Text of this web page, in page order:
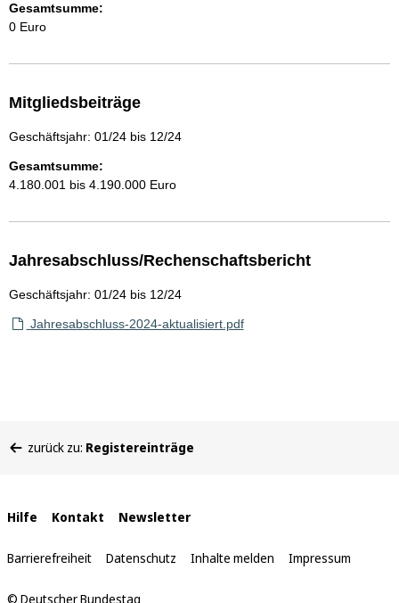
Gesamtsumme:
0 Euro
Mitgliedsbeiträge
Geschäftsjahr: 01/24 bis 12/24
Gesamtsumme:
4.180.001 bis 4.190.000 Euro
Jahresabschluss/Rechenschaftsbericht
Geschäftsjahr: 01/24 bis 12/24
Jahresabschluss-2024-aktualisiert.pdf
befinden
zurück zu: Registereinträge
Interne
Links
Hilfe Kontakt Newsletter
Barrierefreiheit Datenschutz Inhalte melden Impressum
© Deutscher Bundestag